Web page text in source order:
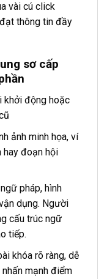
vài cú click
thông tin đầy
sơ cấp
khởi động hoặc
ảnh minh họa, ví
hay đoạn hội
pháp, hình
dụng. Người
cấu trúc ngữ
tiếp.
khóa rõ ràng, dễ
mạnh điểm